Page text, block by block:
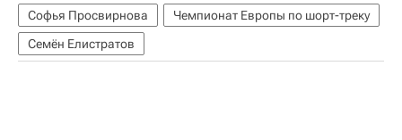
Софья Просвирнова
Чемпионат Европы по шорт-треку
Семён Елистратов